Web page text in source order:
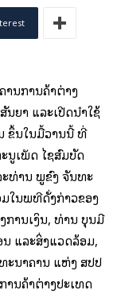
ານການຄ້າຕ່າງ
ຍາ ແລະເປີດນໍາໃຊ້
ຂຶ້ນໃນມື້​ວານນີ້ ທີ່
ນູເພັດ ໄຊສົມບັດ
ທ່ານ ພູຂົງ ຈັນທະ
ໃນພິທີດັ່ງກ່າວຂອງ
ການເງິນ, ທ່ານ ບຸນມີ
ແລະສິ່ງແວດລ້ອມ,
ະນາຄານ ແຫ່ງ ສປປ
ນຄ້າຕ່າງປະເທດ